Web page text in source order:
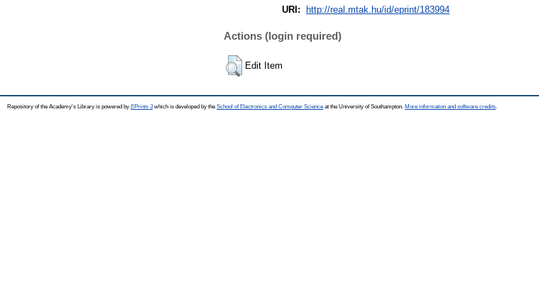
URI:
http://real.mtak.hu/id/eprint/183994
Actions (login required)
Edit Item
Repository of the Academy's Library is powered by EPrints 3which is developed by the School of Electronics and Computer Science at the University of Southampton. More information and software credits